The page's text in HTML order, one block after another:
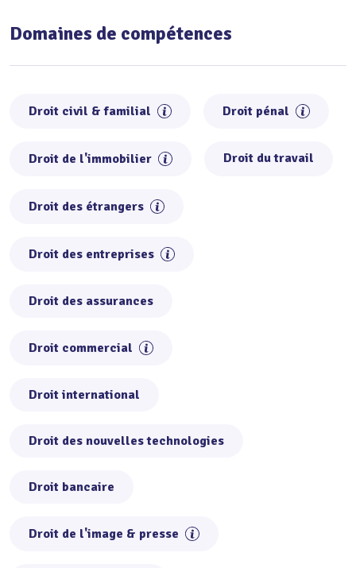
Domaines de compétences
Droit civil & familial Droit pénal
Droit de l'immobilier Droit du travail
Droit des étrangers
Droit des entreprises
Droit des assurances
Droit commercial
Droit international
Droit des nouvelles technologies
Droit bancaire
Droit de l'image & presse